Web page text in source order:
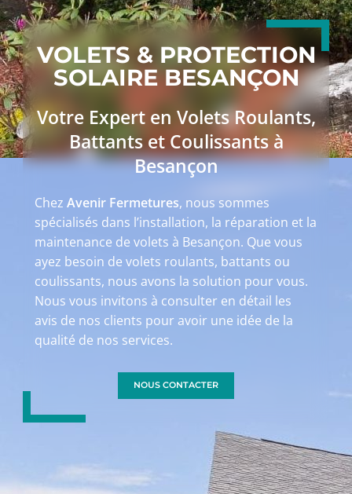
VOLETS & PROTECTION
SOLAIRE BESANÇON
Votre Expert en Volets Roulants,
Battants et Coulissants à
Besançon
ChezAvenir Fermetures, nous sommes
spécialisés dans l’installation, la réparation et la
maintenance de volets à Besançon. Que vous
ayez besoin de volets roulants, battants ou
coulissants, nous avons la solution pour vous.
Nous vous invitons à consulter en détail les
avis de nos clients pour avoir une idée de la
qualité de nos services.
NOUS CONTACTER